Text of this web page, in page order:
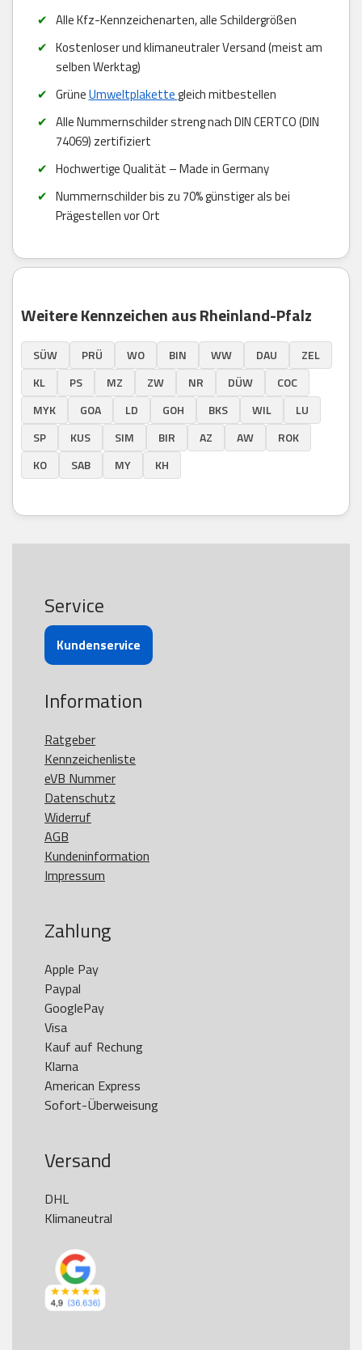
Alle Kfz-Kennzeichenarten, alle Schildergrößen
Kostenloser und klimaneutraler Versand (meist am
selben Werktag)
GrüneUmweltplakettegleich mitbestellen
Alle Nummernschilder streng nach DIN CERTCO (DIN
74069) zertifiziert
Hochwertige Qualität – Made in Germany
Nummernschilder bis zu 70% günstiger als bei
Prägestellen vor Ort
Weitere Kennzeichen aus Rheinland-Pfalz
SÜW PRÜ WO BIN WW DAU
ZEL
KL
PS MZ ZW NR DÜW
COC
MYK
GOA LD GOH BKS WIL
LU
SP
KUS SIM BIR AZ AW
ROK
KO
SAB MY KH
Service
Kundenservice
Information
Ratgeber
Kennzeichenliste
eVB Nummer
Datenschutz
Widerruf
AGB
Kundeninformation
Impressum
Zahlung
Apple Pay
Paypal
GooglePay
Visa
Kauf auf Rechung
Klarna
American Express
Versand
DHL
Klimaneutral